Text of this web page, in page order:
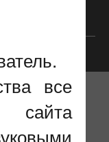
все